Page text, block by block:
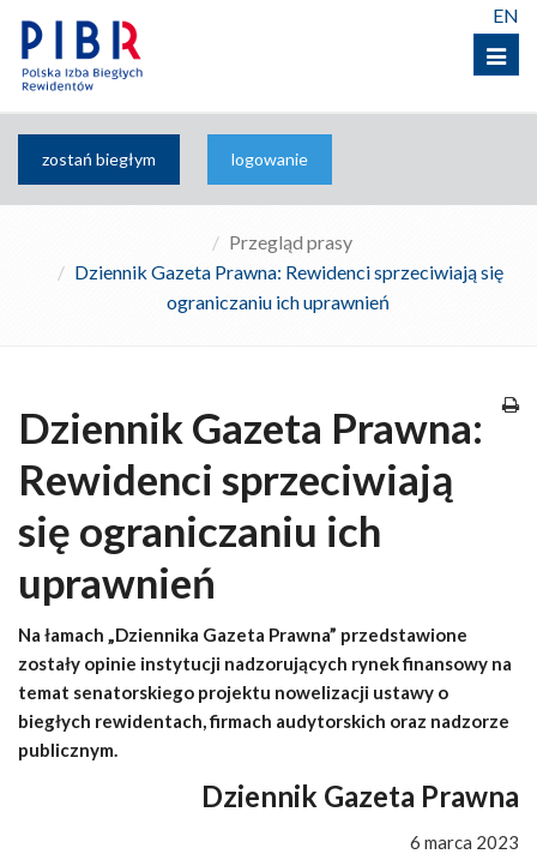
Menu
EN
zostań biegłym logowanie
Przegląd prasy
Dziennik Gazeta Prawna: Rewidenci sprzeciwiają się
ograniczaniu ich uprawnień
Dziennik Gazeta Prawna:
Rewidenci sprzeciwiają
się ograniczaniu ich
uprawnień
Na łamach „Dziennika Gazeta Prawna” przedstawione
zostały opinie instytucji nadzorujących rynek finansowy na
temat senatorskiego projektu nowelizacji ustawy o
biegłych rewidentach, firmach audytorskich oraz nadzorze
publicznym.
Dziennik Gazeta Prawna
6 marca 2023